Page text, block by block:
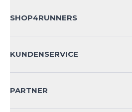
SHOP4RUNNERS
KUNDENSERVICE
PARTNER